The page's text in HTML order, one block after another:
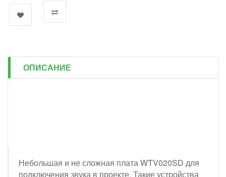
ОПИСАНИЕ
Небольшая и не сложная плата WTV020SD для
подключения звука в проекте. Такие устройства